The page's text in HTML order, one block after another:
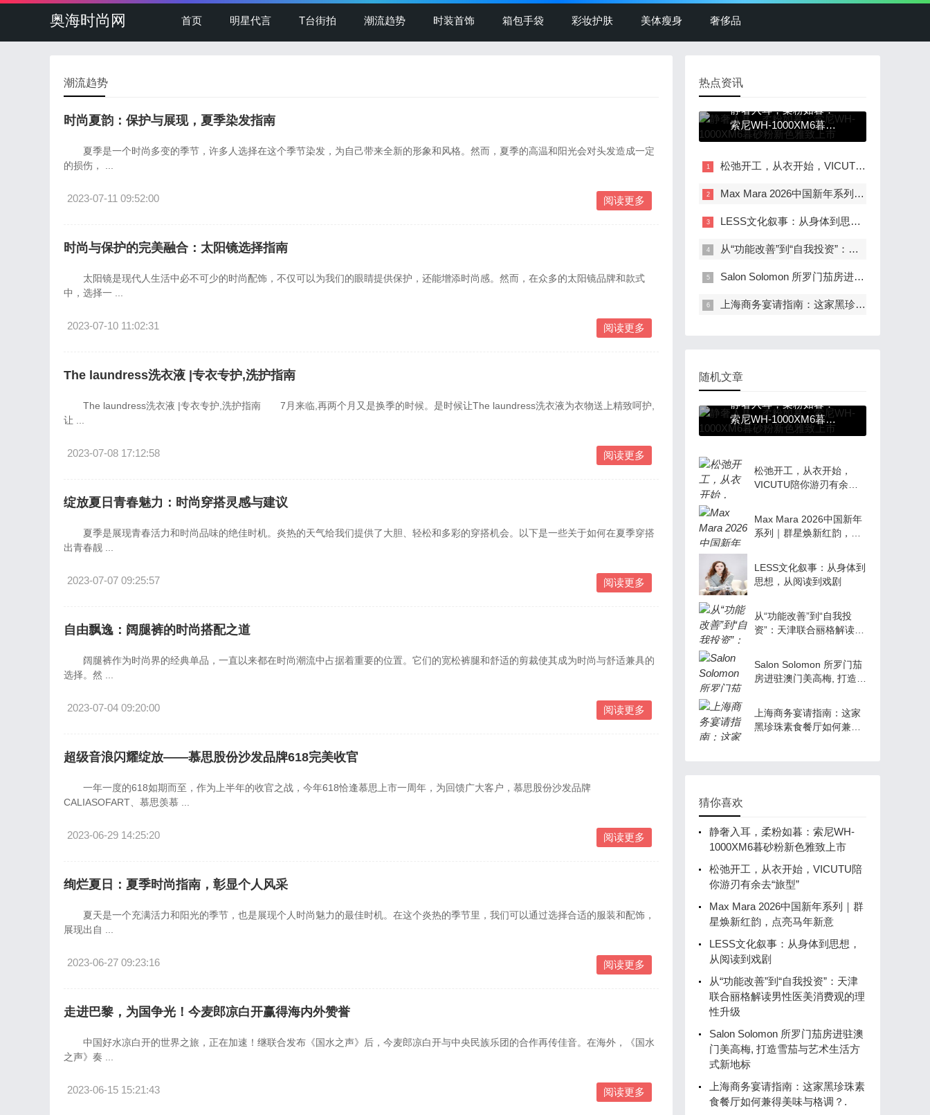
奥海时尚网 首页 明星代言 T台街拍 潮流趋势 时装首饰 箱包手袋 彩妆护肤 美体瘦身 奢侈品
潮流趋势
时尚夏韵：保护与展现，夏季染发指南
夏季是一个时尚多变的季节，许多人选择在这个季节染发，为自己带来全新的形象和风格。然而，夏季的高温和阳光会对头发造成一定
2023-07-11 09:52:00 阅读更多
时尚与保护的完美融合：太阳镜选择指南
太阳镜是现代人生活中必不可少的时尚配饰，不仅可以为我们的眼睛提供保护，还能增添时尚感。然而，在众多的太阳镜品牌和款式
2023-07-10 11:02:31 阅读更多
The laundress洗衣液 |专衣专护,洗护指南
The laundress洗衣液 |专衣专护,洗护指南 7月来临,再两个月又是换季的时候。是时候让The laundress洗衣液为衣物送上精致呵护,
2023-07-08 17:12:58 阅读更多
绽放夏日青春魅力：时尚穿搭灵感与建议
夏季是展现青春活力和时尚品味的绝佳时机。炎热的天气给我们提供了大胆、轻松和多彩的穿搭机会。以下是一些关于如何在夏季穿搭
2023-07-07 09:25:57 阅读更多
自由飘逸：阔腿裤的时尚搭配之道
阔腿裤作为时尚界的经典单品，一直以来都在时尚潮流中占据着重要的位置。它们的宽松裤腿和舒适的剪裁使其成为时尚与舒适兼具的
2023-07-04 09:20:00 阅读更多
超级音浪闪耀绽放——慕思股份沙发品牌618完美收官
一年一度的618如期而至，作为上半年的收官之战，今年618恰逢慕思上市一周年，为回馈广大客户，慕思股份沙发品牌
2023-06-29 14:25:20 阅读更多
绚烂夏日：夏季时尚指南，彰显个人风采
夏天是一个充满活力和阳光的季节，也是展现个人时尚魅力的最佳时机。在这个炎热的季节里，我们可以通过选择合适的服装和配饰，
2023-06-27 09:23:16 阅读更多
走进巴黎，为国争光！今麦郎凉白开赢得海内外赞誉
中国好水凉白开的世界之旅，正在加速！继联合发布《国水之声》后，今麦郎凉白开与中央民族乐团的合作再传佳音。在海外，《国水
2023-06-15 15:21:43 阅读更多
热点资讯
静奢入耳，柔粉如暮：
索尼WH-1000XM6暮砂
粉新色雅致上市
松弛开工，从衣开始，VICUTU陪你游刃有余去“旅型”
Max Mara 2026中国新年系列｜群星焕新红韵，点亮马年新意
LESS文化叙事：从身体到思想，从阅读到戏剧
从“功能改善”到“自我投资”：天津联合丽格解读男性医美消费观的理性升级
Salon Solomon 所罗门茄房进驻澳门美高梅, 打造雪茄与艺术生活方式新地标
上海商务宴请指南：这家黑珍珠素食餐厅如何兼得美味与格调？.
随机文章
静奢入耳，柔粉如暮：
索尼WH-1000XM6暮砂
粉新色雅致上市
松弛开工，从衣开始，
VICUTU陪你游刃有余
Max Mara 2026中国新年
系列｜群星焕新红韵，点
LESS文化叙事：从身体到
思想，从阅读到戏剧
从“功能改善”到“自我投
资”：天津联合丽格解读男
Salon Solomon 所罗门茄
房进驻澳门美高梅, 打造雪
上海商务宴请指南：这家
黑珍珠素食餐厅如何兼得
猜你喜欢
静奢入耳，柔粉如暮：索尼WH-
1000XM6暮砂粉新色雅致上市
松弛开工，从衣开始，VICUTU陪
你游刃有余去“旅型”
Max Mara 2026中国新年系列｜群
星焕新红韵，点亮马年新意
LESS文化叙事：从身体到思想，
从阅读到戏剧
从“功能改善”到“自我投资”：天津
联合丽格解读男性医美消费观的理
性升级
Salon Solomon 所罗门茄房进驻澳
门美高梅, 打造雪茄与艺术生活方
式新地标
上海商务宴请指南：这家黑珍珠素
食餐厅如何兼得美味与格调？.